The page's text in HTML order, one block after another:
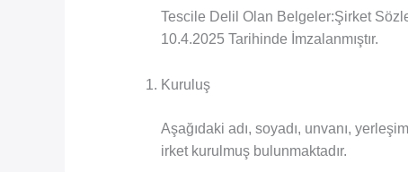
Tescile Delil Olan Belgeler:Şirket
10.4.2025 Tarihinde İmzalanmıştır.
Kuruluş
Aşağıdaki adı, soyadı, unvanı,
irket kurulmuş bulunmaktadır.